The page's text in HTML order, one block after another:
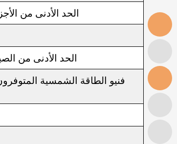
الحد الأدنى من
الحد الأدنى من
فنيو الطاقة الشمسية